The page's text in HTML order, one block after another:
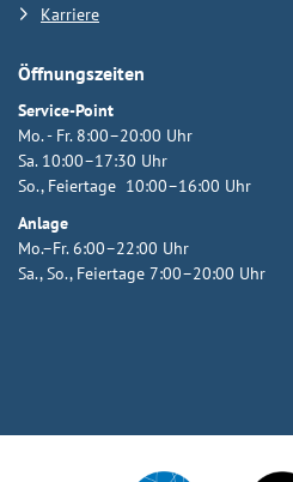
Karriere
Öffnungszeiten
Service-Point
Mo. - Fr. 8:00–20:00 Uhr
Sa. 10:00–17:30 Uhr
So., Feiertage 10:00–16:00 Uhr
Anlage
Mo.–Fr. 6:00–22:00 Uhr
Sa., So., Feiertage 7:00–20:00 Uhr